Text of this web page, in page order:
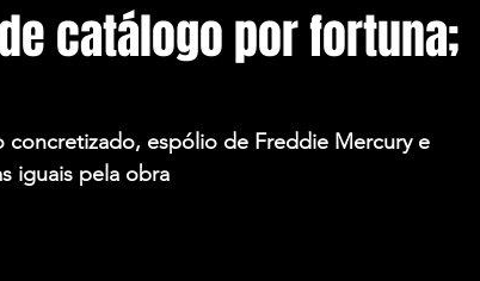
catálogo por fortuna;
concretizado, espólio de Freddie Mercury e
iguais pela obra